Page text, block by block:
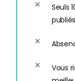
Seuls
Vous